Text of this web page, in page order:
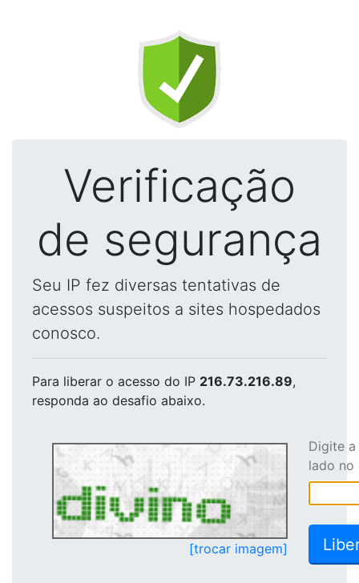
Verificação
de segurança
Seu IP fez diversas tentativas de
acessos suspeitos a sites hospedados
conosco.
Para liberar o acesso do IP 216.73.216.89,
responda ao desafio abaixo.
[trocar imagem]
Digite
lado no